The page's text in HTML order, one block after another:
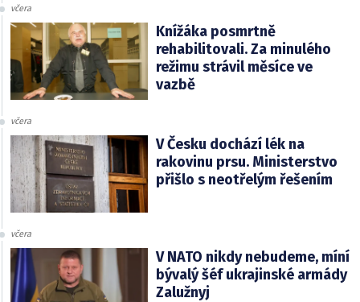
včera
Knížáka posmrtně
rehabilitovali. Za minulého
režimu strávil měsíce ve
vazbě
včera
V Česku dochází lék na
rakovinu prsu. Ministerstvo
přišlo s neotřelým řešením
včera
V NATO nikdy nebudeme, míní
bývalý šéf ukrajinské armády
Zalužnyj